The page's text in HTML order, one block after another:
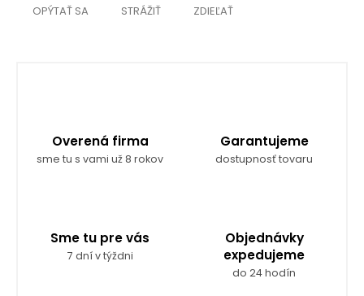
OPÝTAŤ SA STRÁŽIŤ ZDIEĽAŤ
Overená firma
sme tu s vami už 8 rokov
Garantujeme
dostupnosť tovaru
Sme tu pre vás
7 dní v týždni
Objednávky
expedujeme
do 24 hodín